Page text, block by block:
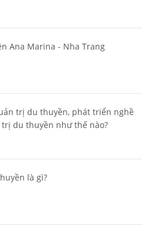
Ana Marina - Nha Trang
trị du thuyền, phát triển nghề
du thuyền như thế nào?
là gì?